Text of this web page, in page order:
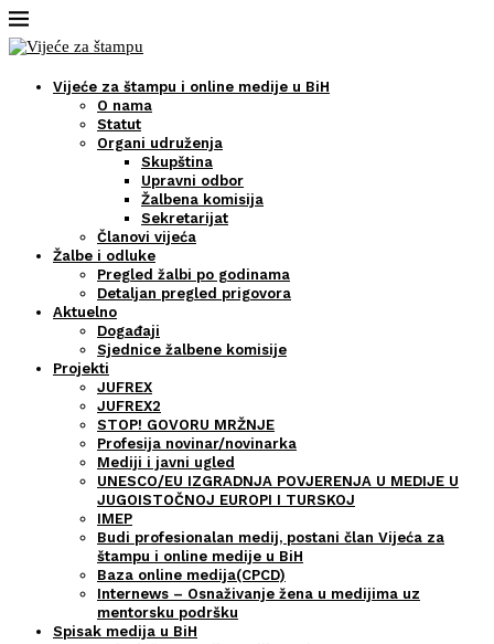
Vijeće za štampu i online medije u BiH
O nama
Statut
Organi udruženja
Skupština
Upravni odbor
Žalbena komisija
Sekretarijat
Članovi vijeća
Žalbe i odluke
Pregled žalbi po godinama
Detaljan pregled prigovora
Aktuelno
Događaji
Sjednice žalbene komisije
Projekti
JUFREX
JUFREX2
STOP! GOVORU MRŽNJE
Profesija novinar/novinarka
Mediji i javni ugled
UNESCO/EU IZGRADNJA POVJERENJA U MEDIJE U
JUGOISTOČNOJ EUROPI I TURSKOJ
IMEP
Budi profesionalan medij, postani član Vijeća za
štampu i online medije u BiH
Baza online medija(CPCD)
Internews – Osnaživanje žena u medijima uz
mentorsku podršku
Spisak medija u BiH